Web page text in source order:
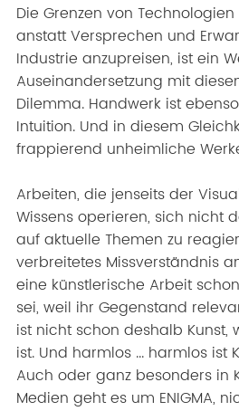
Die Grenzen von
anstatt Versprechen und
Industrie anzupreisen, ist ein
Auseinandersetzung mit
Dilemma. Handwerk ist
Intuition. Und in diesem
frappierend unheimliche
Arbeiten, die jenseits der
Wissens operieren, sich nicht
auf aktuelle Themen zu
verbreitetes Missverständnis
eine künstlerische Arbeit
sei, weil ihr Gegenstand
ist nicht schon deshalb Kunst,
ist. Und harmlos ... harmlos ist
Auch oder ganz besonders in
Medien geht es um ENIGMA,